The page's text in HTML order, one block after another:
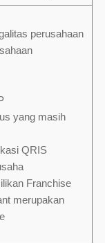
perusahaan
yang masih
QRIS
Franchise
merupakan